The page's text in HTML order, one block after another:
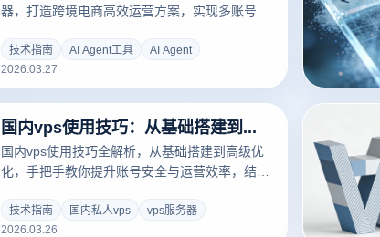
器，打造跨境电商高效运营方案，实现多账号安
技术指南 AI Agent工具
AI Agent
2026.03.27
国内vps使用技巧：从基础搭建到高级优化一站式教程
国内vps使用技巧全解析，从基础搭建到高级优
化，手把手教你提升账号安全与运营效率，结合
跨境电商与多账号用户快速上手。
技术指南 国内私人vps
vps服务器
2026.03.26